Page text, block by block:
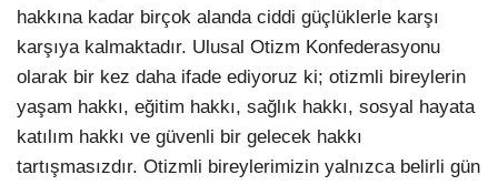
hakkına kadar birçok alanda ciddi güçlüklerle karşı
karşıya kalmaktadır. Ulusal Otizm Konfederasyonu
olarak bir kez daha ifade ediyoruz ki; otizmli bireylerin
yaşam hakkı, eğitim hakkı, sağlık hakkı, sosyal hayata
katılım hakkı ve güvenli bir gelecek hakkı
tartışmasızdır. Otizmli bireylerimizin yalnızca belirli gün